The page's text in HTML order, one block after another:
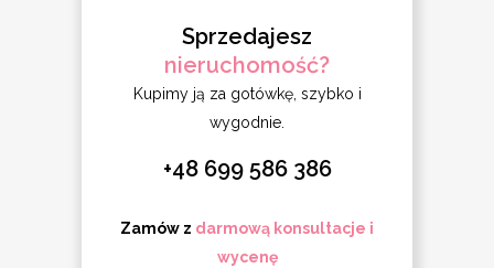
Sprzedajesz
nieruchomość?
Kupimy ją za gotówkę, szybko i
wygodnie.
+48 699 586 386
Zamów z darmową konsultacje i
wycenę